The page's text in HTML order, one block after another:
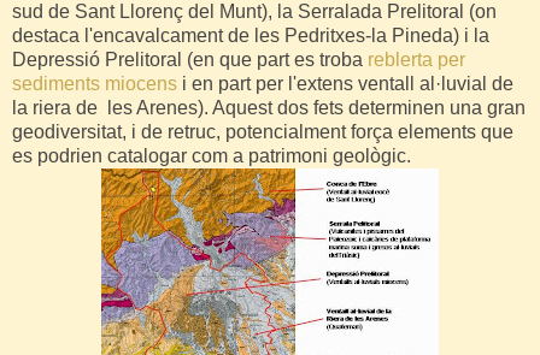
sud de Sant Llorenç del Munt), la Serralada Prelitoral (on
destaca l'encavalcament de les Pedritxes-la Pineda) i la
Depressió Prelitoral (en que part es troba reblerta per
sediments miocens i en part per l'extens ventall al·luvial de
la riera de les Arenes). Aquest dos fets determinen una gran
geodiversitat, i de retruc, potencialment força elements que
es podrien catalogar com a patrimoni geològic.